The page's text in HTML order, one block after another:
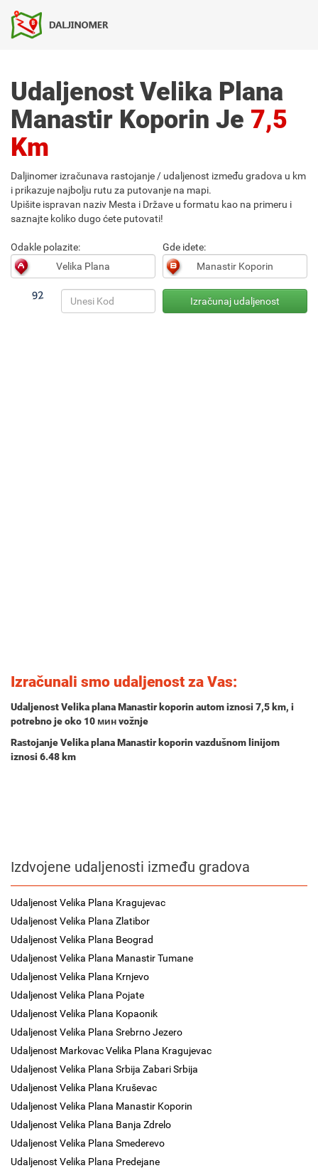
Udaljenost Velika Plana
Manastir Koporin Je 7,5
Km
Daljinomer izračunava rastojanje / udaljenost između gradova u km
i prikazuje najbolju rutu za putovanje na mapi.
Upišite ispravan naziv Mesta i Države u formatu kao na primeru i
saznajte koliko dugo ćete putovati!
Odakle polazite: Gde idete:
Izračunali smo udaljenost za Vas:
Udaljenost Velika plana Manastir koporin autom iznosi 7,5 km, i
potrebno je oko 10 минvožnje
Rastojanje Velika plana Manastir koporin vazdušnom linijom
iznosi 6.48 km
Izdvojene udaljenosti između gradova
Udaljenost Velika Plana Kragujevac
Udaljenost Velika Plana Zlatibor
Udaljenost Velika Plana Beograd
Udaljenost Velika Plana Manastir Tumane
Udaljenost Velika Plana Krnjevo
Udaljenost Velika Plana Pojate
Udaljenost Velika Plana Kopaonik
Udaljenost Velika Plana Srebrno Jezero
Udaljenost Markovac Velika Plana Kragujevac
Udaljenost Velika Plana Srbija Zabari Srbija
Udaljenost Velika Plana Kruševac
Udaljenost Velika Plana Manastir Koporin
Udaljenost Velika Plana Banja Zdrelo
Udaljenost Velika Plana Smederevo
Udaljenost Velika Plana Predejane